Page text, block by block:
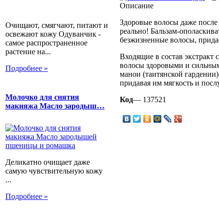
Очищают, смягчают, питают и
освежают кожу Одуванчик -
самое распространенное
растение на...
Подробнее »
Молочко для снятия
макияжа Масло зародыш…
Деликатно очищает даже
самую чувствительную кожу
...
Подробнее »
Описание
Здоровые волосы даже
реально! Бальзам-
безжизненные волосы,
Входящие в состав
волосы здоровыми и
манои (таитянской
придавая им мягкость и
Код— 137521